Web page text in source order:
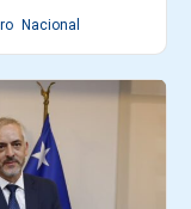
Nacional